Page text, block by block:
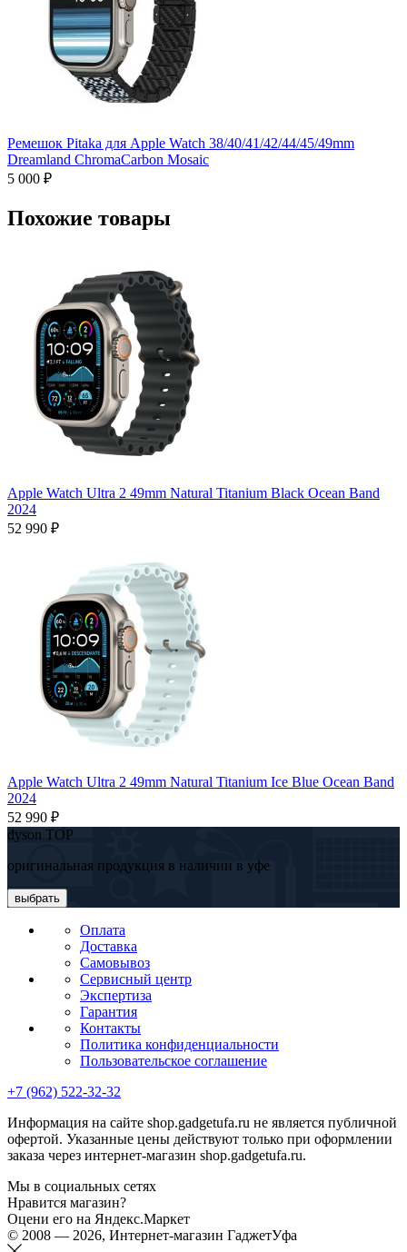
Ремешок Pitaka для Apple Watch 38/40/41/42/44/45/49mm
Dreamland ChromaCarbon Mosaic
5 000 ₽
Похожие товары
Apple Watch Ultra 2 49mm Natural Titanium Black Ocean Band
2024
52 990 ₽
Apple Watch Ultra 2 49mm Natural Titanium Ice Blue Ocean Band
2024
52 990 ₽
dyson TOP
оригинальная продукция в наличии в уфе
выбрать
Оплата
Доставка
Самовывоз
Сервисный центр
Экспертиза
Гарантия
Контакты
Политика конфиденциальности
Пользовательское соглашение
+7 (962) 522-32-32
Информация на сайте shop.gadgetufa.ru не является публичной
офертой. Указанные цены действуют только при оформлении
заказа через интернет-магазин shop.gadgetufa.ru.
Мы в социальных сетях
Нравится магазин?
Оцени его на Яндекс.Маркет
© 2008 — 2026, Интернет-магазин ГаджетУфа